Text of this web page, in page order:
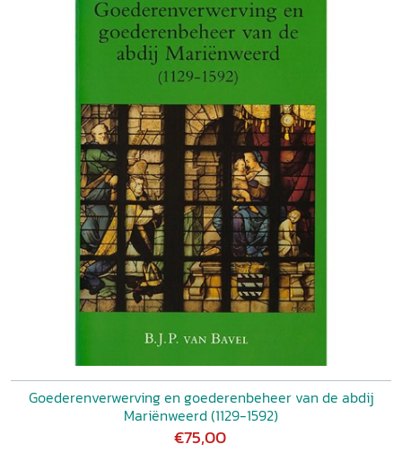
Goederenverwerving en goederenbeheer van de abdij
Mariënweerd (1129-1592)
€75,00